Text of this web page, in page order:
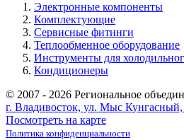
Электронные компоненты
Комплектующие
Сервисные фитинги
Теплообменное оборудование
Инструменты для
Кондиционеры
© 2007 - 2026 Региональное
г. Владивосток, ул. Мыс
Посмотреть на карте
Политика конфиденциальности